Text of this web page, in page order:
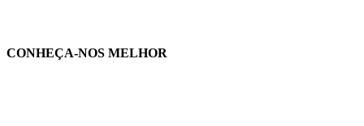
CONHEÇA-NOS MELHOR